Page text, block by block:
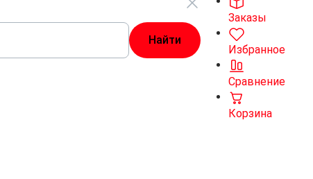
Заказы
Избранное
Сравнение
Корзина